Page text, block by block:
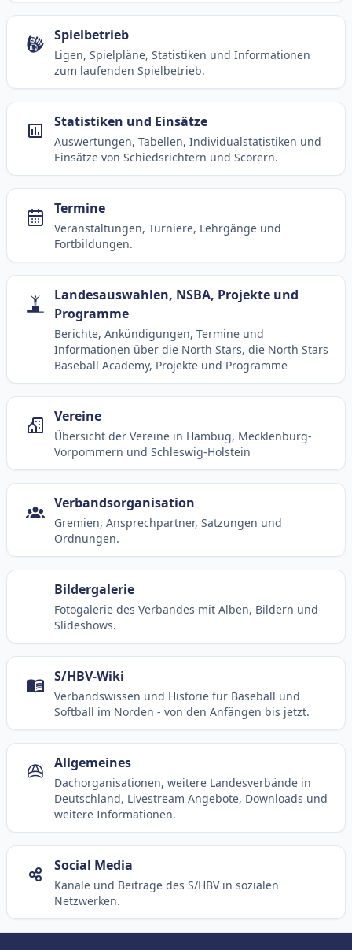
Spielbetrieb
Ligen, Spielpläne, Statistiken und Informationen
zum laufenden Spielbetrieb.
Statistiken und Einsätze
Auswertungen, Tabellen, Individualstatistiken und
Einsätze von Schiedsrichtern und Scorern.
Termine
Veranstaltungen, Turniere, Lehrgänge und
Fortbildungen.
Landesauswahlen, NSBA, Projekte und
Programme
Berichte, Ankündigungen, Termine und
Informationen über die North Stars, die North Stars
Baseball Academy, Projekte und Programme
Vereine
Übersicht der Vereine in Hambug, Mecklenburg-
Vorpommern und Schleswig-Holstein
Verbandsorganisation
Gremien, Ansprechpartner, Satzungen und
Ordnungen.
Bildergalerie
Fotogalerie des Verbandes mit Alben, Bildern und
Slideshows.
S/HBV-Wiki
Verbandswissen und Historie für Baseball und
Softball im Norden - von den Anfängen bis jetzt.
Allgemeines
Dachorganisationen, weitere Landesverbände in
Deutschland, Livestream Angebote, Downloads und
weitere Informationen.
Social Media
Kanäle und Beiträge des S/HBV in sozialen
Netzwerken.